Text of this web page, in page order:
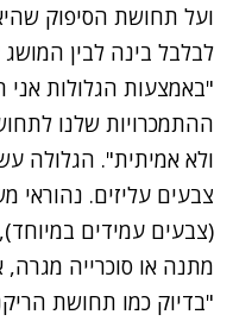
ועל תחושת הסיפוק
לבלבל בינה לבין
"באמצעות הגלולות אני
ההתמכרויות שלנו
ולא אמיתית". הגלולה
צבעים עליזים.
(צבעים עמידים
מתנה או סוכרייה
"בדיוק כמו תחושת